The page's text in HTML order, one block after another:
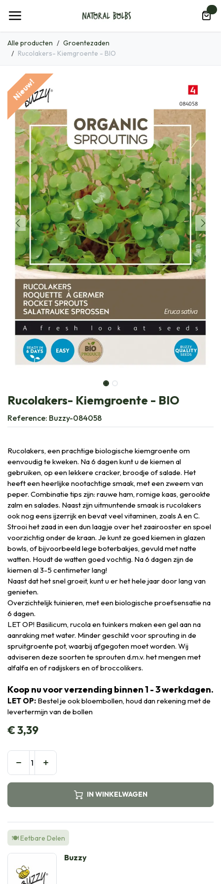
Alle producten
Groentezaden
Rucolakers- Kiemgroente - BIO
Nieuw!
Rucolakers- Kiemgroente - BIO
Reference: Buzzy-084058
Rucolakers, een prachtige biologische kiemgroente om
eenvoudig te kweken. Na 6 dagen kunt u de kiemen al
gebruiken, op een lekkere cracker, broodje of salade. Het
heeft een heerlijke nootachtige smaak, met een zweem van
peper. Combinatie tips zijn: rauwe ham, romige kaas, gerookte
zalm en salades. Naast zijn uitmuntende smaak is rucolakers
ook nog eens ijzerrijk en bevat veel vitaminen, zoals A en C.
Strooi het zaad in een dun laagje over het zaairooster en spoel
voorzichtig onder de kraan. Je kunt ze goed kiemen in glazen
bowls, of bijvoorbeeld lege boterbakjes, gevuld met natte
watten. Houdt de watten goed vochtig. Na 6 dagen zijn de
kiemen al 3-5 centimeter lang!
Naast dat het snel groeit, kunt u er het hele jaar door lang van
genieten.
Overzichtelijk tuinieren, met een biologische proefsensatie na
6 dagen.
LET OP! Basilicum, rucola en tuinkers maken een gel aan na
aanraking met water. Minder geschikt voor sprouting in de
spruitgroente pot, waarbij afgegoten moet worden. Wij
adviseren deze soorten te sprouten d.m.v. het mengen met
alfalfa en of radijskers en of broccolikers.
Koop nu voor verzending binnen 1 - 3 werkdagen.
LET OP: Bestel je ook bloembollen, houd dan rekening met de
levertermijn van de bollen
€3,39
IN WINKELWAGEN
🍽️ Eetbare Delen
Buzzy